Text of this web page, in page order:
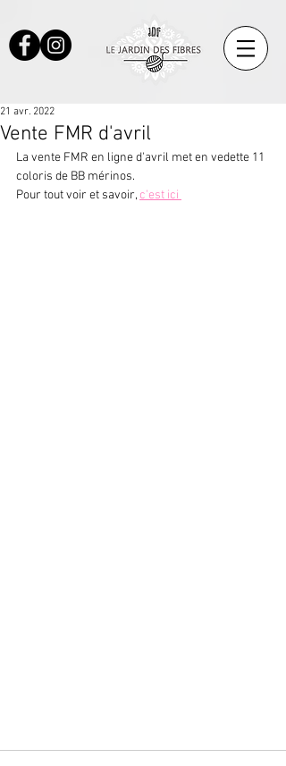
Vente FMR d'avril
21 avr. 2022
La vente FMR en ligne d'avril met en vedette 11
coloris de BB mérinos.
Pour tout voir et savoir, c'est ici